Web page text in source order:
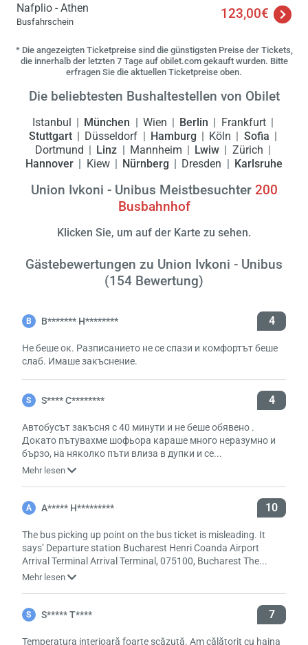
Nafplio - Athen
Busfahrschein 123,00€
* Die angezeigten Ticketpreise sind die günstigsten Preise der Tickets,
die innerhalb der letzten 7 Tage auf obilet.com gekauft wurden. Bitte
erfragen Sie die aktuellen Ticketpreise oben.
Die beliebtesten Bushaltestellen von Obilet
Istanbul München Wien Berlin
Frankfurt
Stuttgart
Düsseldorf Hamburg Köln
Sofia
Dortmund
Linz Mannheim Lwiw
Zürich
Hannover
Kiew Nürnberg Dresden Karlsruhe
Union Ivkoni - Unibus Meistbesuchter 200
Busbahnhof
Klicken Sie, um auf der Karte zu sehen.
Gästebewertungen zu Union Ivkoni - Unibus
(154 Bewertung)
В В******* Н******** 4
Не беше ок. Разписанието не се спази и комфортът беше
слаб. Имаше закъснение.
S S**** C******** 4
Автобусът закъсня с 40 минути и не беше обявено .
Докато пътувахме шофьора караше много неразумно и
бързо, на няколко пъти влиза в дупки и се...
Mehr lesen
A A***** H********* 10
The bus picking up point on the bus ticket is misleading. It
says’ Departure station Bucharest Henri Coanda Airport
Arrival Terminal Arrival Terminal, 075100, Bucharest The...
Mehr lesen
S S***** T**** 7
Temperatura interioară foarte scăzută. Am călătorit cu haina